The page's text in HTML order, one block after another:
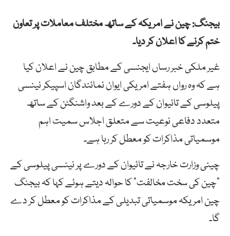
بیجنگ: چین نے امریکہ کے ساتھ مختلف معاملات پر تعاون
ختم کرنے کا اعلان کر دیا۔
غیر ملکی خبر رساں ایجنسی کے مطابق چین نے اعلان کیا
ہے کہ وہ رواں ہفتے امریکی ایوان نمائندگان اسپیکر نینسی
پیلوسی کے تائیوان کے دورے کے بعد واشنگٹن کے ساتھ
متعدد دفاعی نوعیت سے متعلق اجلاس سمیت اہم
موسمیاتی مذاکرات کو معطل کر رہا ہے۔
چینی وزارت خارجہ نے تائیوان کے دورے پر نینسی پیلوسی کے
“چین کی سخت مخالفت” کا حوالہ دیتے ہوئے کہا کہ بیجنگ
چین امریکہ موسمیاتی تبدیلی کے مذاکرات کو معطل کر دے
گا۔